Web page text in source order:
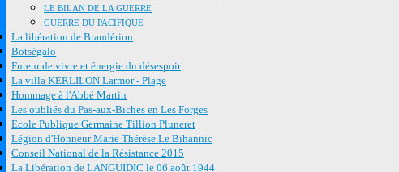
LE BILAN DE LA GUERRE
GUERRE DU PACIFIQUE
La libération de Brandérion
Botségalo
Fureur de vivre et énergie du désespoir
La villa KERLILON Larmor - Plage
Hommage à l'Abbé Martin
Les oubliés du Pas-aux-Biches en Les Forges
Ecole Publique Germaine Tillion Pluneret
Légion d'Honneur Marie Thérèse Le Bihannic
Conseil National de la Résistance 2015
La Libération de LANGUIDIC le 06 août 1944